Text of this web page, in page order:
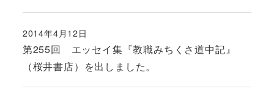
第255回 エッセイ集『教職みちくさ道中記』
（桜井書店）を出しました。
投稿日
2014年4月12日